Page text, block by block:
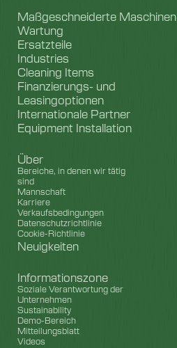
Maßgeschneiderte Maschinen
Wartung
Ersatzteile
Industries
Cleaning Items
Finanzierungs- und
Leasingoptionen
Internationale Partner
Equipment Installation
Über
Bereiche, in denen wir tätig
sind
Mannschaft
Karriere
Verkaufsbedingungen
Datenschutzrichtlinie
Cookie-Richtlinie
Neuigkeiten
Informationszone
Soziale Verantwortung der
Unternehmen
Sustainability
Demo-Bereich
Mitteilungsblatt
Videos